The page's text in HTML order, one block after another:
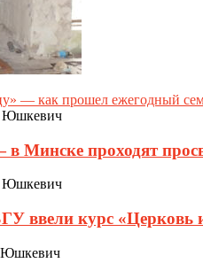
— как прошел ежегодный
Юшкевич
Минске проходят
Юшкевич
ввели курс
Юшкевич